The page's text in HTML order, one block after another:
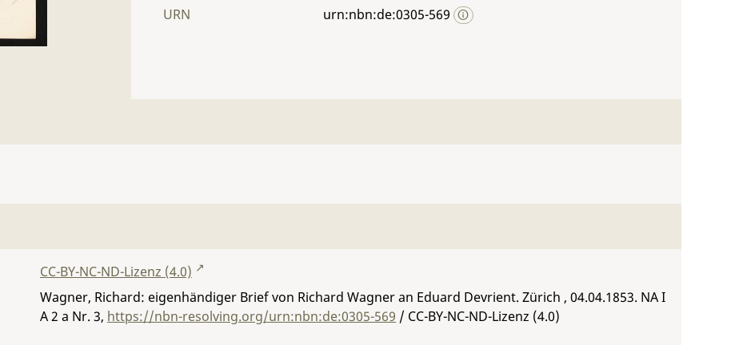
URN
urn:nbn:de:0305-569
CC-BY-NC-ND-Lizenz (4.0)
Wagner, Richard: eigenhändiger Brief von Richard Wagner an Eduard Devrient. Zürich , 04.04.1853. NA I
A 2 a Nr. 3, https://nbn-resolving.org/urn:nbn:de:0305-569 / CC-BY-NC-ND-Lizenz (4.0)